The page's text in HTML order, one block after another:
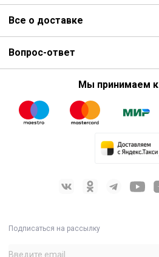
Все о доставке
Вопрос-ответ
Мы принимаем к
Подписаться на рассылку